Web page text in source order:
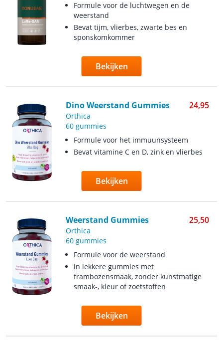
Formule voor de luchtwegen en de
weerstand
Bevat tijm, vlierbes, zwarte bes en
sponskomkommer
Bekijken
Dino Weerstand Gummies 24,95
Orthica
60 gummies
Formule voor het immuunsysteem
Bevat vitamine C en D, zink en vlierbes
Bekijken
Weerstand Gummies 25,50
Orthica
60 gummies
Formule voor de weerstand
in lekkere gummies met
frambozensmaak, zonder kunstmatige
smaak-, kleur of zoetstoffen
Bekijken